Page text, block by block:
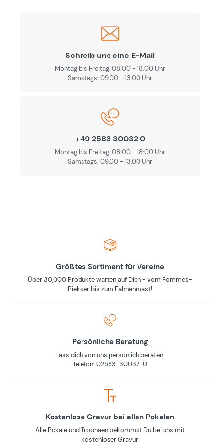
Schreib uns eine E-Mail
Montag bis Freitag: 08:00 - 18:00 Uhr
Samstags: 09.00 - 13.00 Uhr
+49 2583 30032 0
Montag bis Freitag: 08:00 - 18:00 Uhr
Samstags: 09.00 - 13.00 Uhr
Größtes Sortiment für Vereine
Über 30,000 Produkte warten auf Dich - vom Pommes-
Piekser bis zum Fahnenmast!
Persönliche Beratung
Lass dich von uns persönlich beraten.
Telefon: 02583-30032-0
Kostenlose Gravur bei allen Pokalen
Alle Pokale und Trophäen bekommst Du bei uns mit
kostenloser Gravur.